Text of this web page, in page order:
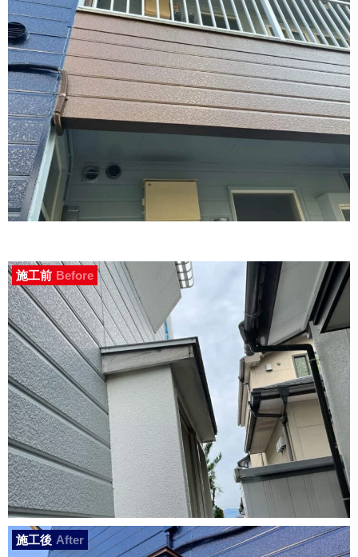
施工前 Before
施工後 After